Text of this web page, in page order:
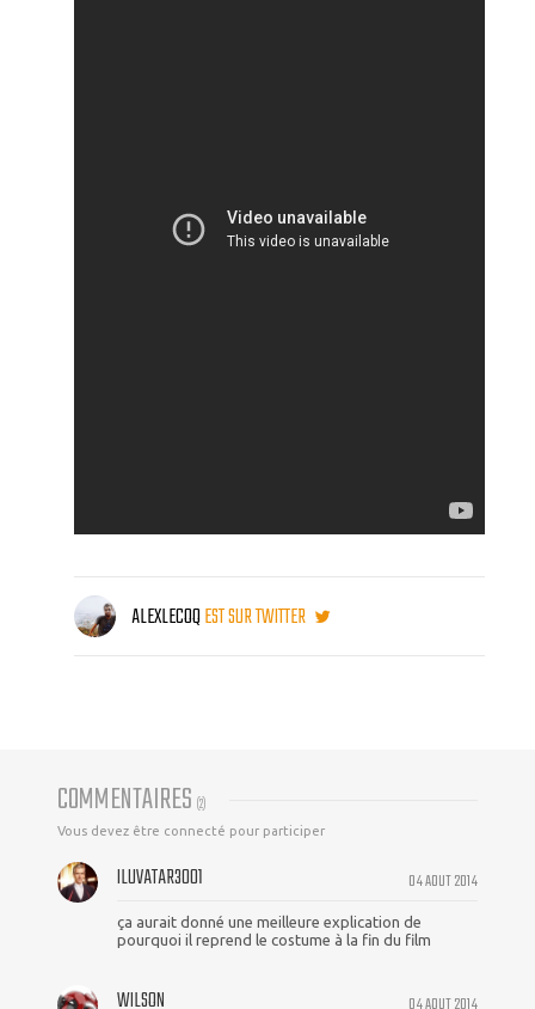
ALEXLECOQEST SUR TWITTER
COMMENTAIRES (2)
Vous devez être connecté pour participer
04 AOUT 2014
ILUVATAR3001
ça aurait donné une meilleure explication de
pourquoi il reprend le costume à la fin du film
WILSON